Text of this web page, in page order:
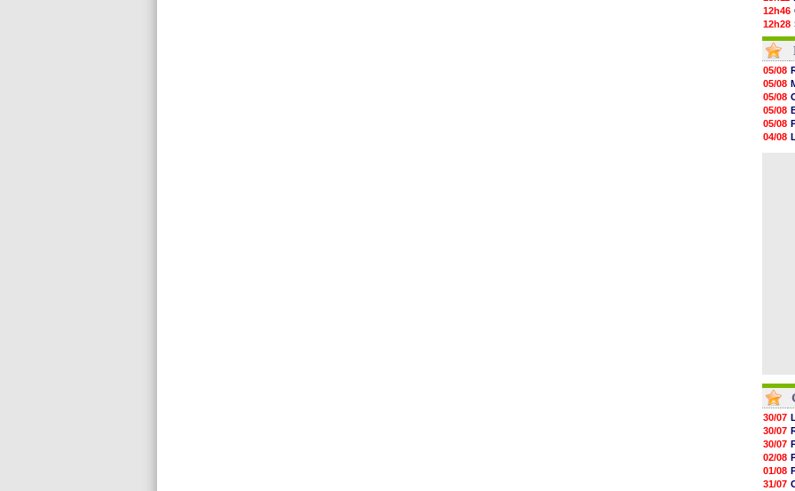
12h46
12h28
12h10
11h58
11h35
11h19
11h07
10h53
10h36
10h13
09h51
05/08
05/08
05/08
05/08
05/08
04/08
30/07
30/07
30/07
02/08
01/08
31/07